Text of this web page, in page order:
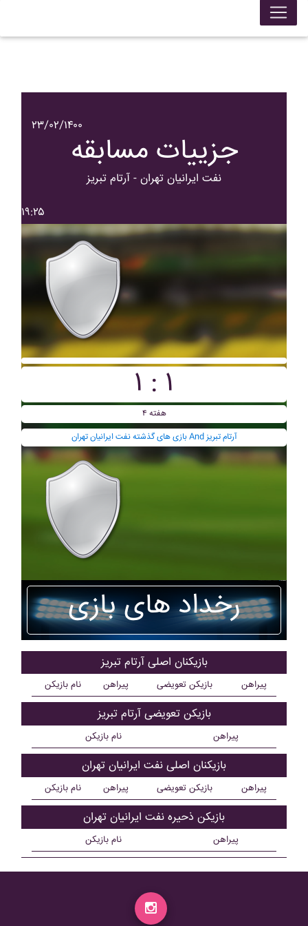
۲۳/۰۲/۱۴۰۰
جزییات مسابقه
نفت ايرانيان تهران - آرتام تبريز
۱۹:۲۵
۱ : ۱
هفته ۴
بازی های گذشته نفت ايرانيان تهران And آرتام تبريز
رخداد های بازی
بازیکنان اصلی آرتام تبريز
نام بازیکن پیراهن بازیکن تعویضی پیراهن
بازیکن تعویضی آرتام تبريز
نام بازیکن پیراهن
بازیکنان اصلی نفت ايرانيان تهران
نام بازیکن پیراهن بازیکن تعویضی پیراهن
بازیکن ذحیره نفت ايرانيان تهران
نام بازیکن پیراهن